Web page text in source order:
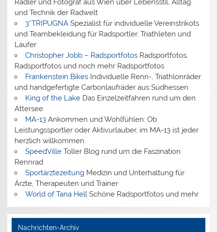
Radler und Fotograf aus Wien über Lebensstil, Alltag
und Technik der Radwelt
3*TRIPUGNASpezialist für individuelle Vereinstrikots
und Teambekleidung für Radsportler, Triathleten und
Läufer
Christopher Jobb – RadsportfotosRadsportfotos,
Radsportfotos und noch mehr Radsportfotos
Frankenstein BikesIndividuelle Renn-, Triathlonräder
und handgefertigte Carbonlaufräder aus Südhessen
King of the LakeDas Einzelzeitfahren rund um den
Attersee
MA-13Ankommen und Wohlfühlen: Ob
Leistungssportler oder Aktivurlauber, im MA-13 ist jeder
herzlich willkommen.
SpeedVilleToller Blog rund um die Faszination
Rennrad
SportärztezeitungMedizin und Unterhaltung für
Ärzte, Therapeuten und Trainer
World of Tana HellSchöne Radsportfotos und mehr
Nachrichten-Archiv